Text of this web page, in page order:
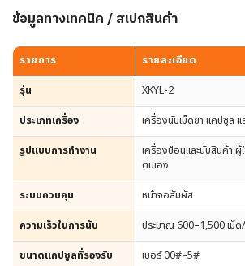
ข้อมูลทางเทคนิค / สเปกสินค้า
รายการ
รายละเอียด
รุ่น
XKYL-2
ประเภทเครื่อง
เครื่องนับเม็ดยา แคปซูล
รูปแบบการทำงาน
เครื่องป้อนและนับสินค้า ผู้
ตนเอง
ระบบควบคุม
หน้าจอสัมผัส
ความเร็วในการนับ
ประมาณ 600–1,500 เม็ด
ขนาดแคปซูลที่รองรับ
เบอร์ 00#–5#